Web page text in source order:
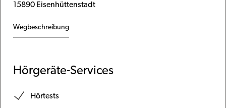
15890 Eisenhüttenstadt
Wegbeschreibung
Hörgeräte-Services
Hörtests